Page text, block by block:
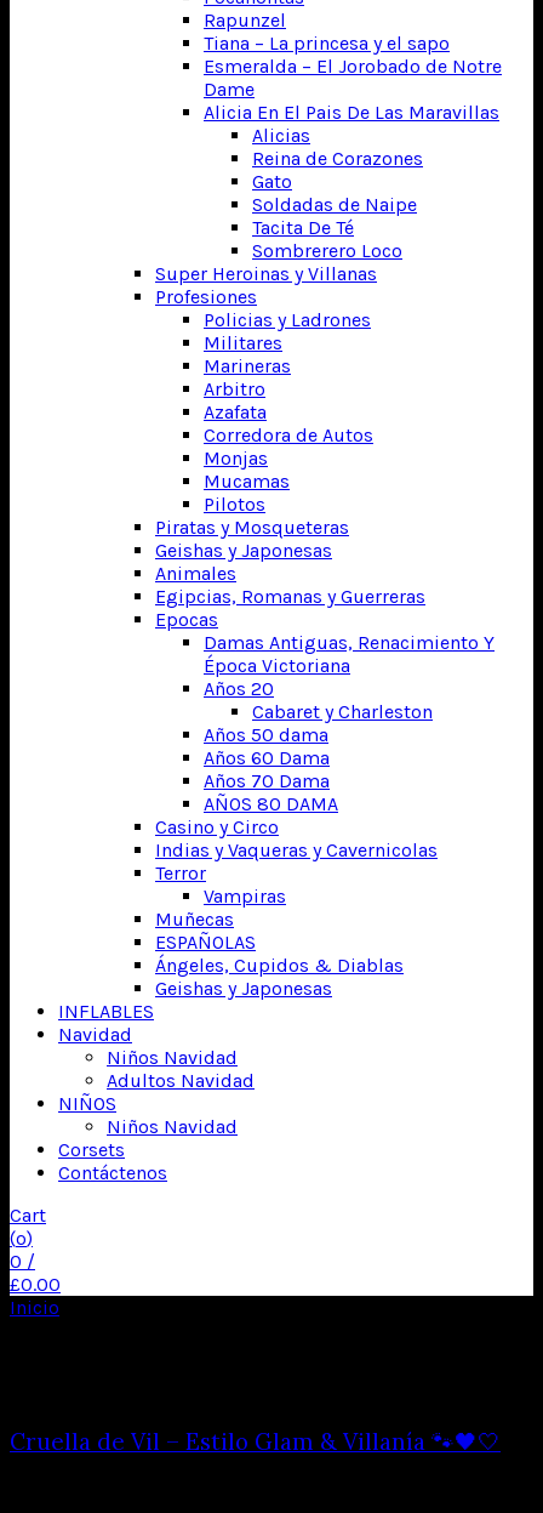
Rapunzel
Tiana – La princesa y el sapo
Esmeralda – El Jorobado de Notre
Dame
Alicia En El Pais De Las Maravillas
Alicias
Reina de Corazones
Gato
Soldadas de Naipe
Tacita De Té
Sombrerero Loco
Super Heroinas y Villanas
Profesiones
Policias y Ladrones
Militares
Marineras
Arbitro
Azafata
Corredora de Autos
Monjas
Mucamas
Pilotos
Piratas y Mosqueteras
Geishas y Japonesas
Animales
Egipcias, Romanas y Guerreras
Epocas
Damas Antiguas, Renacimiento Y
Época Victoriana
Años 20
Cabaret y Charleston
Años 50 dama
Años 60 Dama
Años 70 Dama
AÑOS 80 DAMA
Casino y Circo
Indias y Vaqueras y Cavernicolas
Terror
Vampiras
Muñecas
ESPAÑOLAS
Ángeles, Cupidos & Diablas
Geishas y Japonesas
INFLABLES
Navidad
Niños Navidad
Adultos Navidad
NIÑOS
Niños Navidad
Corsets
Contáctenos
Cart
(o)
0 /
£0.00
Inicio
Cruella de Vil – Estilo Glam & Villanía 🐾🖤🤍